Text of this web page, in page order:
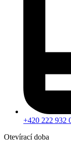
+420 222 932
Otevírací doba